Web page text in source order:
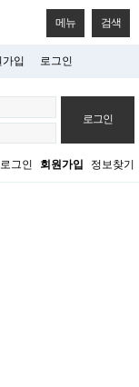
메뉴 검색
가입 로그인
그인 회원가입 정보찾기